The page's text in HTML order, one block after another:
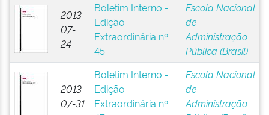
2013-
07-
24
Boletim Interno -
Edição
Extraordinária nº
45
Escola Nacional
de
Administração
Pública (Brasil)
2013-
07-31
Boletim Interno -
Edição
Extraordinária nº
Escola Nacional
de
Administração